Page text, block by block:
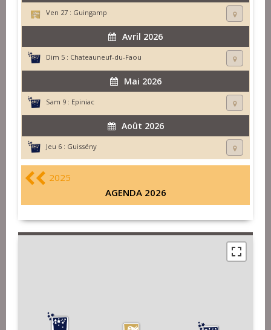
Ven 27 : Guingamp
Avril 2026
Dim 5 : Chateauneuf-du-Faou
Mai 2026
Sam 9 : Epiniac
Août 2026
Jeu 6 : Guissény
2025
AGENDA 2026